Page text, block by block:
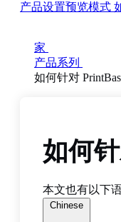
产品设置预览模式
家
产品系列
如何针对
如何
本文也有以下
Chinese